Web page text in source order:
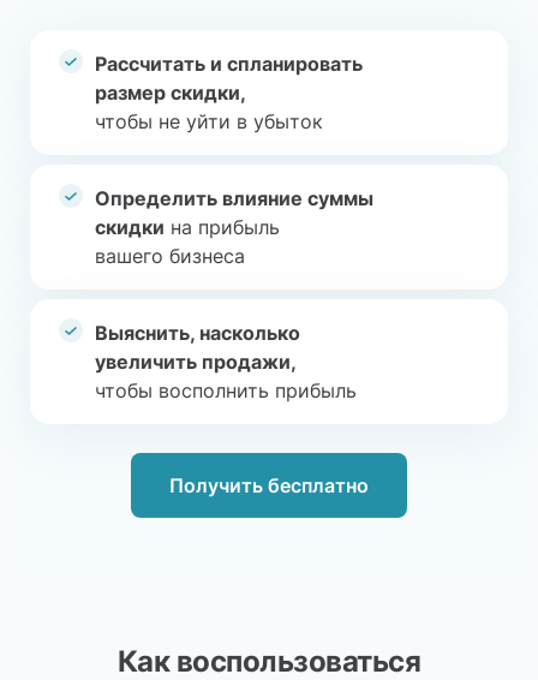
Рассчитать и спланировать
размер скидки,
чтобы не уйти в убыток
Определить влияние суммы
скидки на прибыль
вашего бизнеса
Выяснить, насколько
увеличить продажи,
чтобы восполнить прибыль
Получить бесплатно
Как воспользоваться